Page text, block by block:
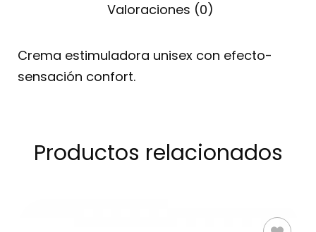
Valoraciones (0)
Crema estimuladora unisex con efecto-
sensación confort.
Productos relacionados